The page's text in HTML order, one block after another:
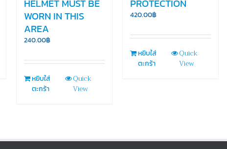
HELMET MUST BE
WORN IN THIS
AREA
240.00฿
หยิบใส่
ตะกร้า
Quick
View
PROTECTION
420.00฿
หยิบใส่
ตะกร้า
Quick
View